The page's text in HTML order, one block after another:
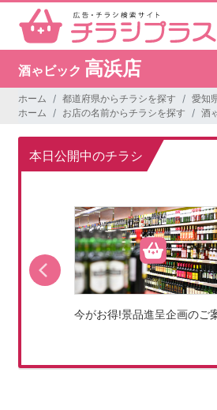
酒ゃビック 高浜店
ホーム 都道府県からチラシを探す 愛知
ホーム
お店の名前からチラシを探す 酒
本日公開中のチラシ
今がお得!景品進呈企画のご